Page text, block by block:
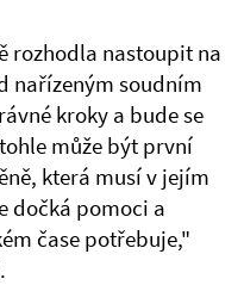
rozhodla nastoupit na
nařízeným soudním
kroky a bude se
může být první
která musí v jejím
dočká pomoci a
čase potřebuje,"